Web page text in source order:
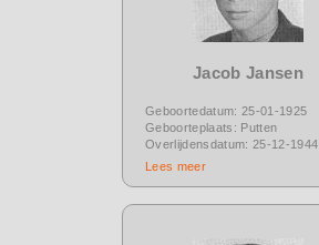
Jacob Jansen
Geboortedatum: 25-01-1925
Geboorteplaats: Putten
Overlijdensdatum: 25-12-1944
Lees meer